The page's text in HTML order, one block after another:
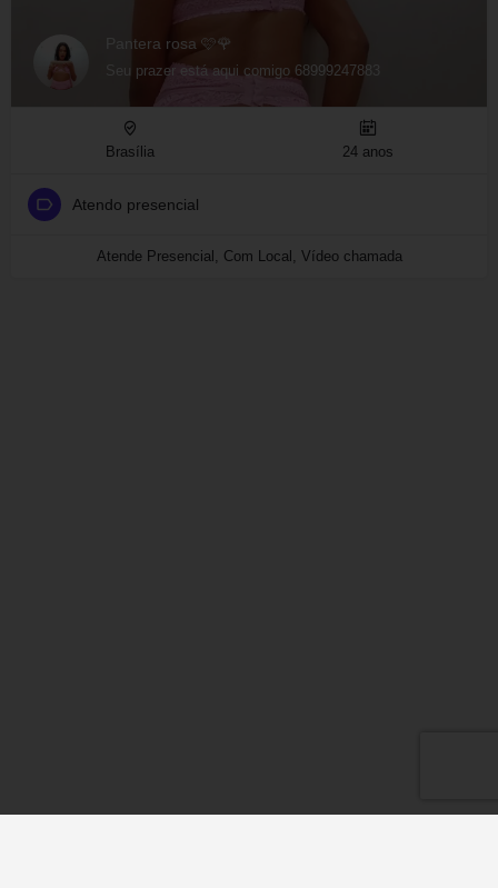
Pantera rosa 🩷🌹
Seu prazer está aqui comigo 68999247883
Brasília 24 anos
Atendo presencial
Atende Presencial, Com Local, Vídeo chamada